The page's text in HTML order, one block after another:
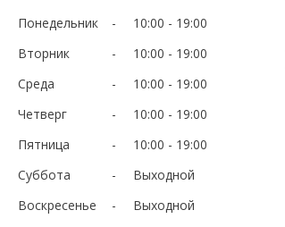
Понедельник 10:00
19:00
Вторник
10:00
19:00
Среда
10:00
19:00
Четверг
10:00
19:00
Пятница
10:00
19:00
Суббота
Выходной
Воскресенье
Выходной